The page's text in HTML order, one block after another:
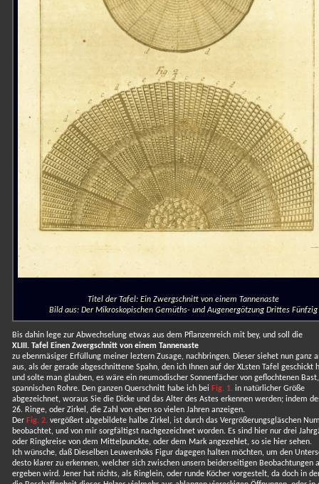
Titel der Tafel: Ein Zwergschnitt von einem Tannenaste
Bild aus: Der Mikroskopischen Gemüths- und Augenergötzung Drittes Fünfzig
Bis dahin lege zur Abwechselung etwas aus dem Pflanzenreich mit bey, und soll die
XLIII. Tafel Einen Zwergschnitt von einem Tannenaste
zu ebenmäsiger Erfüllung meiner leztern Zusage, nachbringen. Dieser siehet nun ganz
aus, als der gerade abgeschnittene Spahn, den ich Ihnen auf der XLsten Tafel geschickt
und solte man glauben, es wäre ein neumodischer Sonnenfächer von geflochtenen
spannischen Rohre. Den ganzen Querschnitt habe ich bei Fig. 1. in natürlicher Größe
abgezeichnet, woraus Sie die Dicke und das Alter des Astes erkennen werden; indem
26. Ringe, oder Zirkel, die Zahl von eben so vielen Jahren anzeigen.
Der Fig. 2.vergößert abgebildete halbe Zirkel, ist durch das Vergrößerungsgläschen
beobachtet, und von mir sorgfältigst nachgezeichnet worden. Es sind hier nur drei
oder Ringkreise von dem Mittelpunckte, oder dem Mark angezehlet, so sie hier sehen.
Ich wünsche, daß Dieselben Leuwenhöks Figur dagegen halten möchten, um den
desto klarer zu erkennen, welcher sich zwischen unsern beiderseitigen Beobachtungen
ergeben wird. Jener hat nichts, als Ringlein, oder runde Köcher vorgestelt, da doch in